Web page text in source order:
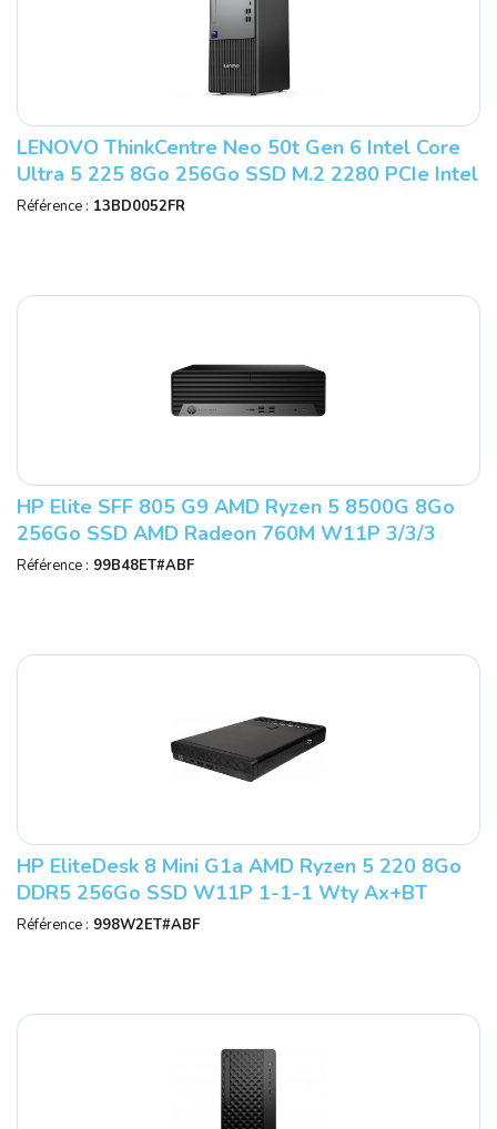
LENOVO ThinkCentre Neo 50t Gen 6 Intel Core
Ultra 5 225 8Go 256Go SSD M.2 2280 PCIe Intel
Graphics W11P 1YR Onsite
Référence : 13BD0052FR
HP Elite SFF 805 G9 AMD Ryzen 5 8500G 8Go
256Go SSD AMD Radeon 760M W11P 3/3/3
Référence : 99B48ET#ABF
HP EliteDesk 8 Mini G1a AMD Ryzen 5 220 8Go
DDR5 256Go SSD W11P 1-1-1 Wty Ax+BT
Référence : 998W2ET#ABF